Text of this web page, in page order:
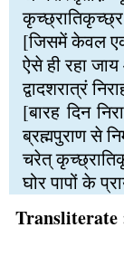
[जिसमें केवल
ऐसे ही रहा
द्वादशरात्रं
[बारह दिन
ब्रह्मपुराण से
चरेत्
घोर पापों के
Transliterate